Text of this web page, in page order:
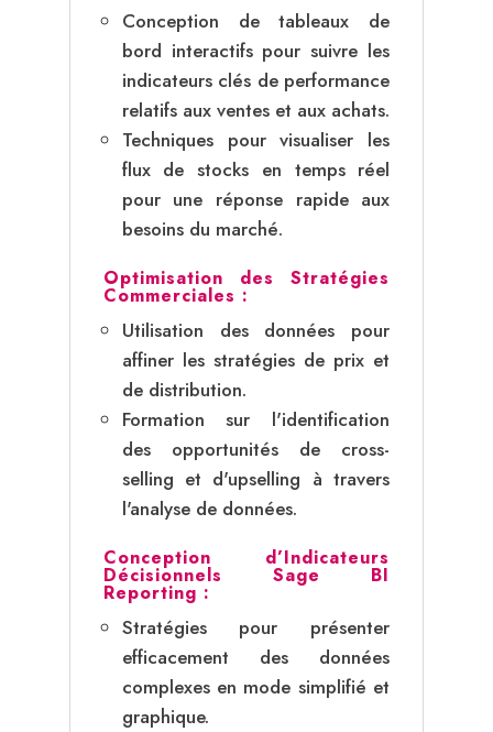
Conception de tableaux de
bord interactifs pour suivre les
indicateurs clés de performance
relatifs aux ventes et aux achats.
Techniques pour visualiser les
flux de stocks en temps réel
pour une réponse rapide aux
besoins du marché.
Optimisation des Stratégies
Commerciales :
Utilisation des données pour
affiner les stratégies de prix et
de distribution.
Formation sur l'identification
des opportunités de cross-
selling et d'upselling à travers
l'analyse de données.
Conception d’Indicateurs
Décisionnels Sage BI
Reporting :
Stratégies pour présenter
efficacement des données
complexes en mode simplifié et
graphique.